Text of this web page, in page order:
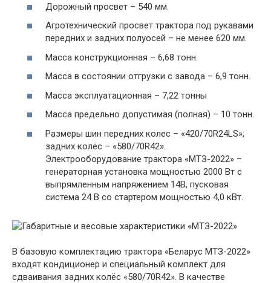
Дорожный просвет – 540 мм.
Агротехнический просвет трактора под рукавами
передних и задних полуосей – не менее 620 мм.
Масса конструкционная – 6,68 тонн.
Масса в состоянии отгрузки с завода – 6,9 тонн.
Масса эксплуатационная – 7,22 тонны
Масса предельно допустимая (полная) – 10 тонн.
Размеры шин передних колес – «420/70R24LS»;
задних колёс – «580/70R42».
Электрооборудование трактора «МТЗ-2022» –
генераторная установка мощностью 2000 Вт с
выпрямленным напряжением 14В, пусковая
система 24 В со стартером мощностью 4,0 кВт.
В базовую комплектацию трактора «Беларус МТЗ-2022»
входят кондиционер и специальный комплект для
сдваивания задних колёс «580/70R42». В качестве